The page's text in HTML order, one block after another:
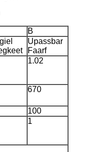
B
Upassbar
Faarf
1.02
670
100
1